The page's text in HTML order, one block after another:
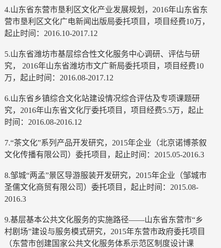
4.山东省东营市垦利区文化产业发展规划，2016年山东省东
营市垦利区文化广电新闻出版局委托项目，项目经费10万，
起止时间：2016.10-2017.12
5.山东省潍坊市基层综合性文化服务中心调研、评估与研
究， 2016年山东省潍坊市文广新局委托项目，项目经费10
万，起止时间：2016.08-2017.12
6.山东省乡镇综合文化站建设情况综合评估及专项课题研
究，2016年山东省文化厅委托项目，项目经费5.5万，起止
时间：2016.08-2016.12
7.“茶文化”系列产品开发研究，2015年企业（北京诺博茶叙
文化传播有限公司）委托项目，起止时间：2015.05-2016.3
8.邹城“两孟”景区导游服装开发研究，2015年企业（邹城市
圣儒文化商贸有限公司）委托项目，起止时间：2015.08-
2016.3
9.基层基本公共文化服务的实施路径——山东省东营市“乡
村剧场”建设与服务模式研究，2015年东营市政府委托项目
（东营市创建国家公共文化服务体系示范区制度设计课